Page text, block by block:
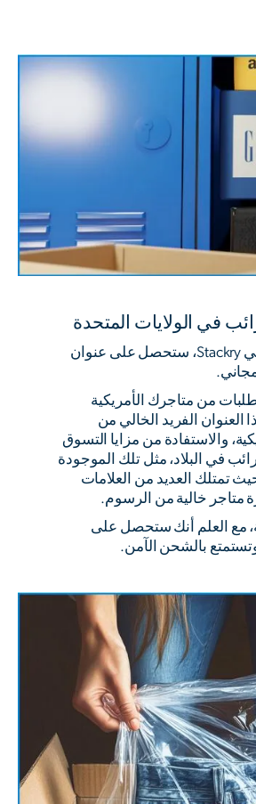
في الولايات المتحدة
بصفتك عضوًا في Stackry، ستحصل على عنوان
من متاجرك الأمريكية
العنوان الفريد الخالي من
والاستفادة من مزايا التسوق
في البلاد، مثل تلك الموجودة
تمتلك العديد من العلامات
متاجر خالية من الرسوم.
مع العلم أنك ستحصل على
بالشحن الآمن.